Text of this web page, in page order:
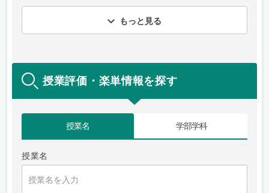
もっと見る
授業評価・楽単情報を探す
授業名 学部学科
授業名